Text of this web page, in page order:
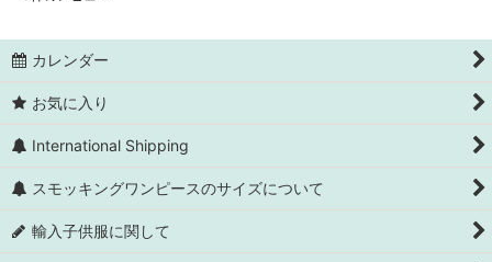
カレンダー
お気に入り
International Shipping
スモッキングワンピースのサイズについて
輸入子供服に関して